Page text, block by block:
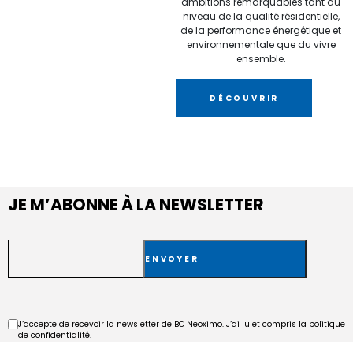
niveau de la qualité résidentielle,
de la performance énergétique et
environnementale que du vivre
ensemble.
DÉCOUVRIR
JE M’ABONNE À LA NEWSLETTER
RGPD
J’accepte de recevoir la newsletter de BC Neoximo. J’ai lu et compris la politique
de confidentialité.